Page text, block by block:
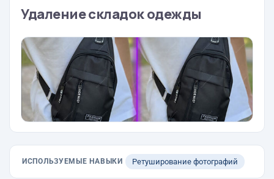
Удаление складок одежды
ИСПОЛЬЗУЕМЫЕ НАВЫКИ Ретуширование фотографий